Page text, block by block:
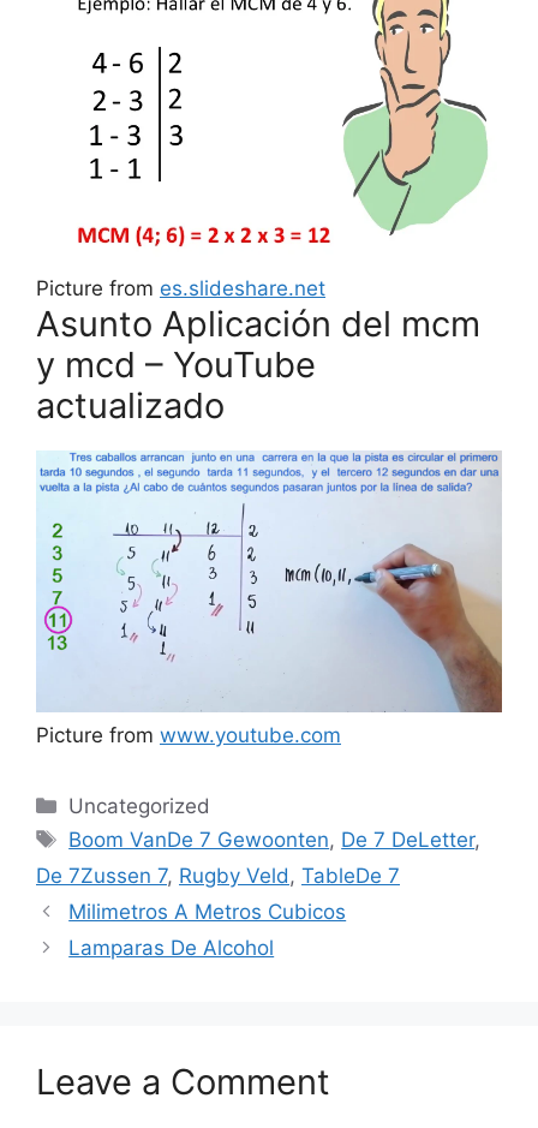
Picture from es.slideshare.net
Asunto Aplicación del mcm
y mcd – YouTube
actualizado
Picture from www.youtube.com
Categories
Uncategorized
Tags
Boom VanDe 7 Gewoonten, De 7 DeLetter,
De 7Zussen 7, Rugby Veld, TableDe 7
Milimetros A Metros Cubicos
Lamparas De Alcohol
Leave a Comment